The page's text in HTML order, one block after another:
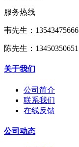
服务热线
韦先生：13543475666
陈先生：13450350651
关于我们
公司简介
联系我们
在线反馈
公司动态